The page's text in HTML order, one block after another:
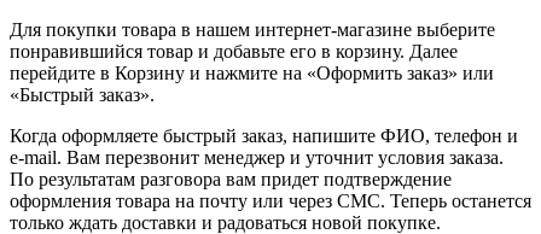
Для покупки товара в нашем интернет-магазине выберите
понравившийся товар и добавьте его в корзину. Далее
перейдите в Корзину и нажмите на «Оформить заказ» или
«Быстрый заказ».
Когда оформляете быстрый заказ, напишите ФИО, телефон и
e-mail. Вам перезвонит менеджер и уточнит условия заказа.
По результатам разговора вам придет подтверждение
оформления товара на почту или через СМС. Теперь останется
только ждать доставки и радоваться новой покупке.